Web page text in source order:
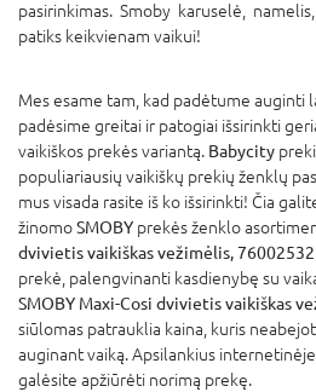
pasirinkimas. Smoby karuselė,
patiks keikvienam vaikui!
Mes esame tam, kad padėtume auginti
padėsime greitai ir patogiai išsirinkti
vaikiškos prekės variantą. Babycity
populiariausių vaikiškų prekių ženklų
mus visada rasite iš ko išsirinkti! Čia
žinomoSMOBY prekės ženklo
dvivietis vaikiškas vežimėlis,
prekė, palengvinanti kasdienybę su
SMOBY Maxi-Cosi dvivietis vaikiškas
siūlomas patrauklia kaina, kuris
auginant vaiką. Apsilankius
galėsite apžiūrėti norimą prekę.